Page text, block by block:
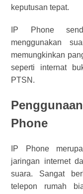
keputusan tepat.
IP Phone
menggunakan
memungkinkan
seperti internat
PTSN.
Phone
IP Phone
jaringan internet
suara. Sangat
telepon rumah